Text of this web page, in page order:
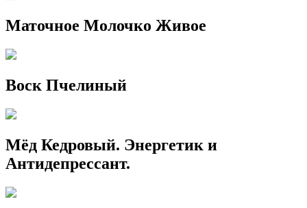
Маточное Молочко Живое
Воск Пчелиный
Мёд Кедровый. Энергетик и
Антидепрессант.